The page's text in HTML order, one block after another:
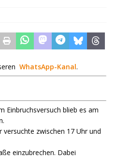
WhatsApp-Kanal.
Einbruchsversuch blieb es am
versuchte zwischen 17 Uhr und
einzubrechen. Dabei